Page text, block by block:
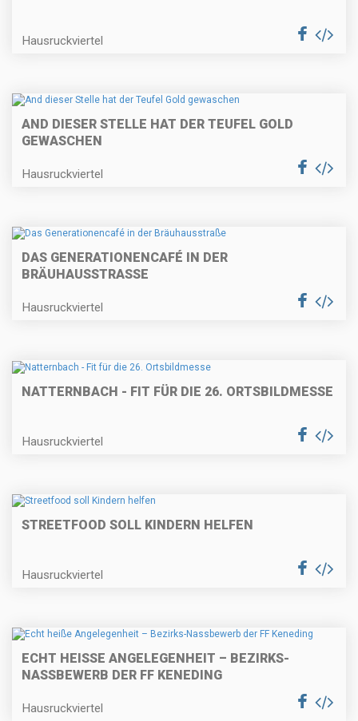
Hausruckviertel
AND DIESER STELLE HAT DER TEUFEL GOLD
GEWASCHEN
Hausruckviertel
DAS GENERATIONENCAFÉ IN DER
BRÄUHAUSSTRASSE
Hausruckviertel
NATTERNBACH - FIT FÜR DIE 26. ORTSBILDMESSE
Hausruckviertel
STREETFOOD SOLL KINDERN HELFEN
Hausruckviertel
ECHT HEISSE ANGELEGENHEIT – BEZIRKS-N
ASSBEWERB DER FF KENEDING
Hausruckviertel